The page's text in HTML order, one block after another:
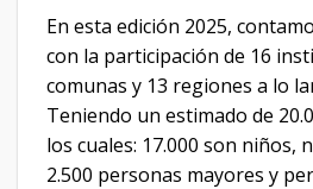
En esta edición 2025,
con la participación de 16
comunas y 13 regiones a lo
Teniendo un estimado de
los cuales: 17.000 son niños,
2.500 personas mayores y